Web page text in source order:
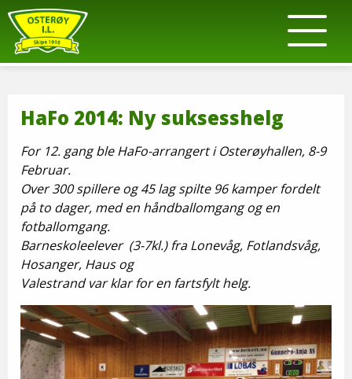
HaFo 2014: Ny suksesshelg
For 12. gang ble HaFo-arrangert i Osterøyhallen, 8-9
Februar.
Over 300 spillere og 45 lag spilte 96 kamper fordelt
på to dager, med en håndballomgang og en
fotballomgang.
Barneskoleelever (3-7kl.) fra Lonevåg, Fotlandsvåg,
Hosanger, Haus og
Valestrand var klar for en fartsfylt helg.